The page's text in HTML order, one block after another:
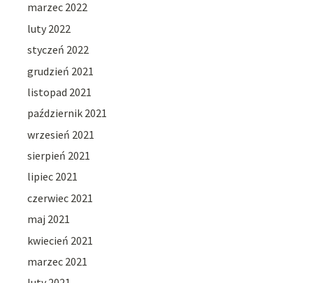
marzec 2022
luty 2022
styczeń 2022
grudzień 2021
listopad 2021
październik 2021
wrzesień 2021
sierpień 2021
lipiec 2021
czerwiec 2021
maj 2021
kwiecień 2021
marzec 2021